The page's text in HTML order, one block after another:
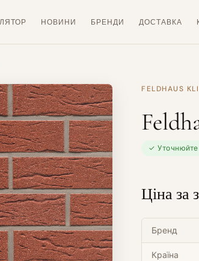
НОВИНИ БРЕНДИ ДОСТАВКА
FELDHAUS
✓ Уточнюйте
Ціна за
Бренд
Країна